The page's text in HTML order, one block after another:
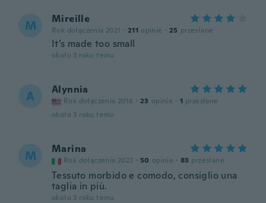
M Mireille
Rok dołączenia 2021 · 211 opinie · 25 przesłane
It’s made too small
około 3 roku temu
A Alynnia
Rok dołączenia 2016 · 23 opinie · 1 przesłane
około 3 roku temu
M Marina
Rok dołączenia 2022 · 50 opinie · 83 przesłane
Tessuto morbido e comodo, consiglio una
taglia in più.
około 3 roku temu